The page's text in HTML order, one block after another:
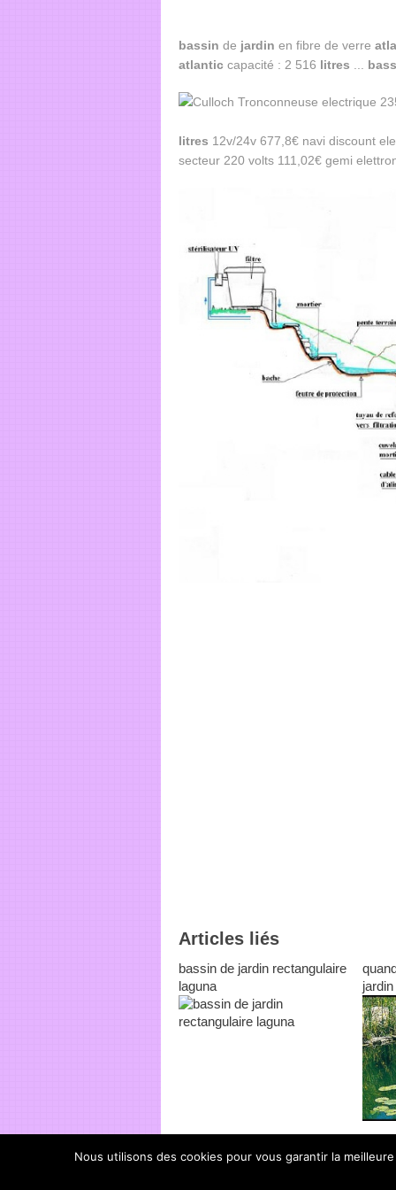
bassin de jardin en fibre de verre
atlanticcapacité : 2 516 litres
litres 12v/24v 677,8€ navi discount
secteur 220 volts 111,02€ gemi
Articles liés
bassin de jardin rectangulaire
laguna
jardin
Nous utilisons des cookies pour vous garantir la